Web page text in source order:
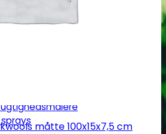
måtte 100x15x7,5 cm